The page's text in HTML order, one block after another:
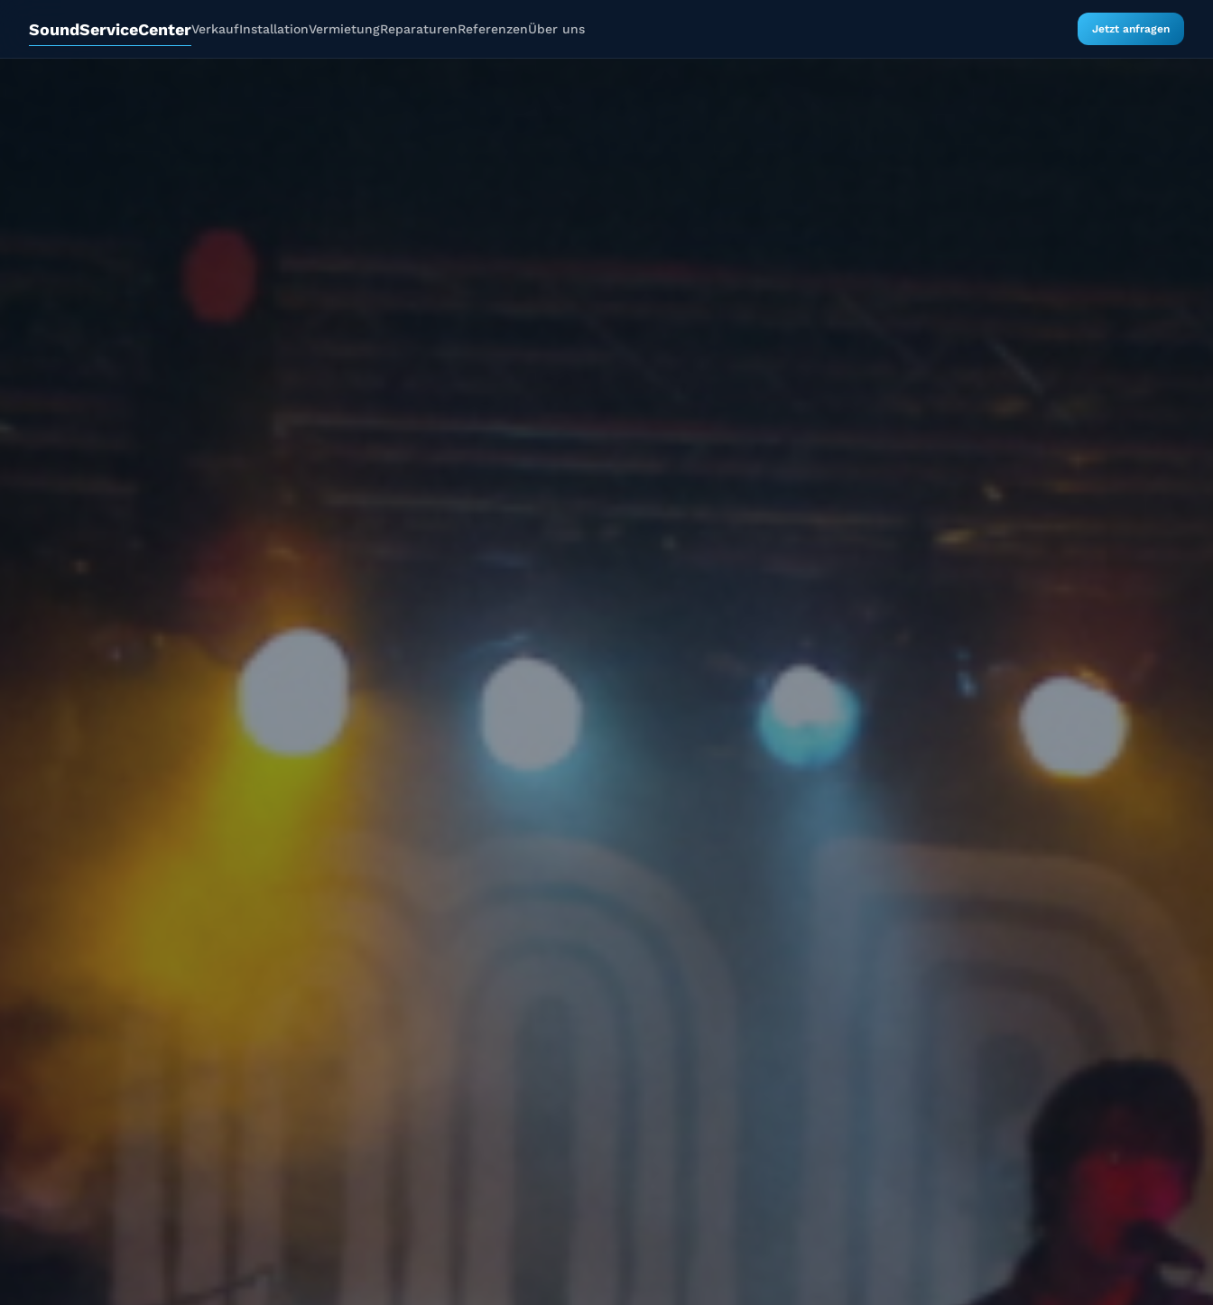
SoundServiceCenterVerkaufInstallationVermietungReparaturenReferenzenÜber uns Jetzt anfragen